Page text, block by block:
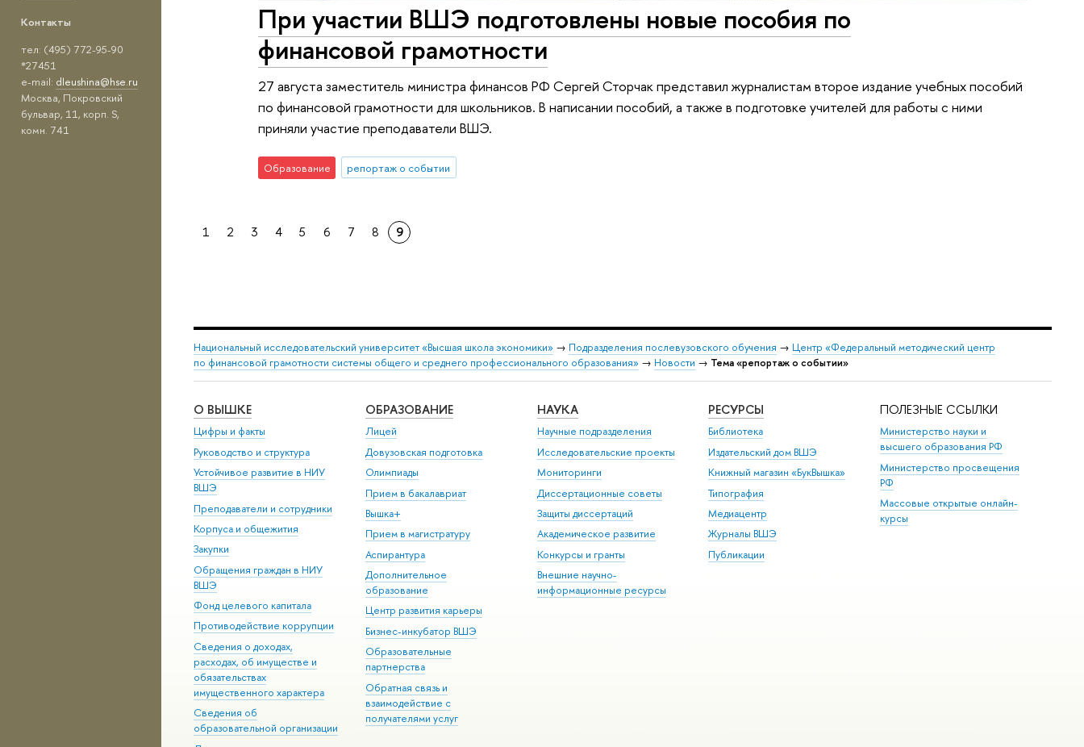
Контакты
тел: (495) 772-95-90
*27451
e-mail: dleushina@hse.ru
Москва, Покровский
бульвар, 11, корп. S,
комн. 741
При участии ВШЭ подготовлены новые пособия по
финансовой грамотности
27 августа заместитель министра финансов РФ Сергей Сторчак представил журналистам второе издание учебных пособий
по финансовой грамотности для школьников. В написании пособий, а также в подготовке учителей для работы с ними
приняли участие преподаватели ВШЭ.
Образование репортаж о событии
1 2 3 4 5 6 7 8 9
Национальный исследовательский университет «Высшая школа экономики» → Подразделения послевузовского обучения → Центр «Федеральный методический центр
по финансовой грамотности системы общего и среднего профессионального образования» → Новости → Тема «репортаж о событии»
О ВЫШКЕ
Цифры и факты
Руководство и структура
Устойчивое развитие в НИУ
ВШЭ
Преподаватели и сотрудники
Корпуса и общежития
Закупки
Обращения граждан в НИУ
ВШЭ
Фонд целевого капитала
Противодействие коррупции
Сведения о доходах,
расходах, об имуществе и
обязательствах
имущественного характера
Сведения об
образовательной организации
ОБРАЗОВАНИЕ
Лицей
Довузовская подготовка
Олимпиады
Прием в бакалавриат
Вышка+
Прием в магистратуру
Аспирантура
Дополнительное
образование
Центр развития карьеры
Бизнес-инкубатор ВШЭ
Образовательные
партнерства
Обратная связь и
взаимодействие с
получателями услуг
НАУКА
Научные подразделения
Исследовательские проекты
Мониторинги
Диссертационные советы
Защиты диссертаций
Академическое развитие
Конкурсы и гранты
Внешние научно-
информационные ресурсы
РЕСУРСЫ
Библиотека
Издательский дом ВШЭ
Книжный магазин «БукВышка»
Типография
Медиацентр
Журналы ВШЭ
Публикации
ПОЛЕЗНЫЕ ССЫЛКИ
Министерство науки и
высшего образования РФ
Министерство просвещения
РФ
Массовые открытые онлайн-
курсы